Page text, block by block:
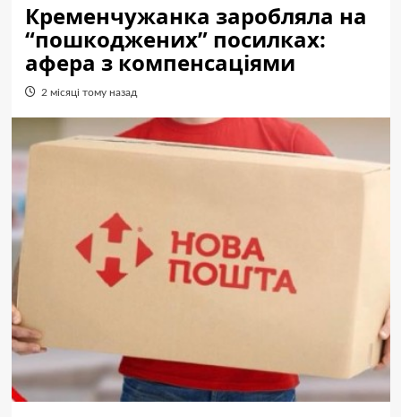
Кременчужанка заробляла на
“пошкоджених” посилках:
афера з компенсаціями
2 місяці тому назад